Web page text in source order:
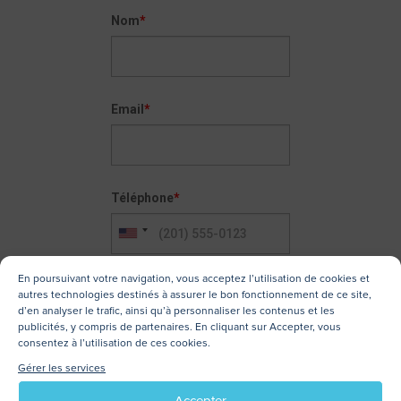
En poursuivant votre navigation, vous acceptez l’utilisation de cookies et
autres technologies destinés à assurer le bon fonctionnement de ce site,
d’en analyser le trafic, ainsi qu’à personnaliser les contenus et les
publicités, y compris de partenaires. En cliquant sur Accepter, vous
consentez à l’utilisation de ces cookies.
Gérer les services
Nom*
Email *
Téléphone*
Joindre un CV*
Pas de fichier sélectionné
Parcourir